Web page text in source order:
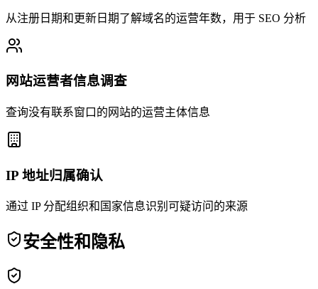
从注册日期和更新日期了解域名的运营年数，用于 SEO 分析
网站运营者信息调查
查询没有联系窗口的网站的运营主体信息
IP 地址归属确认
通过 IP 分配组织和国家信息识别可疑访问的来源
安全性和隐私